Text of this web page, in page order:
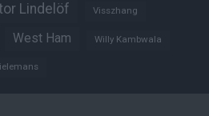
Lindelöf Visszhang
West Ham Willy Kambwala